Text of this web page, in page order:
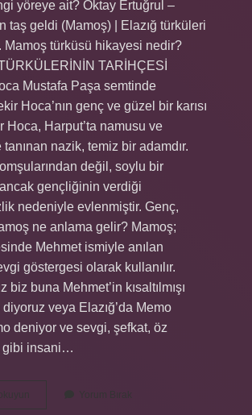
yöreye ait? Oktay Ertuğrul –
taş geldi (Mamoş) | Elazığ türküleri
Mamoş türküsü hikayesi nedir?
TARİHÇESİ
Mustafa Paşa semtinde
Hoca’nın genç ve güzel bir karısı
Hoca, Harput’ta namusu ve
nazik, temiz bir adamdır.
değil, soylu bir
gençliğinin verdiği
nedeniyle evlenmiştir. Genç,
ne anlama gelir? Mamoş;
Mehmet ismiyle anılan
göstergesi olarak kullanılır.
biz buna Mehmet’in kısaltılmışı
veya Elazığ’da Memo
deniyor ve sevgi, şefkat, öz
gibi insani…
Türküsü
Yorum Bırak